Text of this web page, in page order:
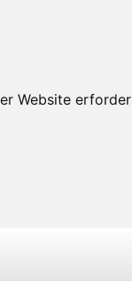
Website